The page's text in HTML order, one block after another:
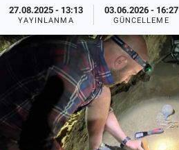
27.08.2025 - 13:13
YAYINLANMA
03.06.2026 - 16:27
GÜNCELLEME
Kadın
Erişim Bilgileri
Sağlık
Teknoloji